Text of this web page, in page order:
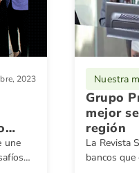
2023
une
Nuestra
Grupo
mejor
región
La Revista
bancos